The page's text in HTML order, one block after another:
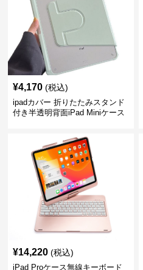
¥4,170 (税込)
ipadカバー 折りたたみスタンド
付き半透明背面iPad Miniケース
¥14,220 (税込)
iPad Proケース無線キーボード